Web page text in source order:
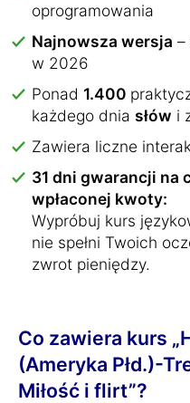
oprogramowania
Najnowsza wersja –
w 2026
Ponad 1.400
każdego dnia słów i
Zawiera liczne
31 dni gwarancji na
wpłaconej kwoty:
Wypróbuj kurs
nie spełni Twoich
zwrot pieniędzy.
Co zawiera kurs
(Ameryka Płd.)-
Miłość i flirt”?